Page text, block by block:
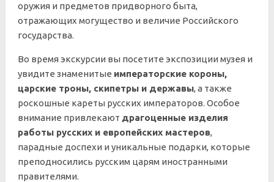
оружия и предметов придворного быта,
отражающих могущество и величие Российского
государства.
Во время экскурсии вы посетите экспозиции музея и
увидите знаменитые императорские короны,
царские троны, скипетры и державы, а также
роскошные кареты русских императоров. Особое
внимание привлекают драгоценные изделия
работы русских и европейских мастеров,
парадные доспехи и уникальные подарки, которые
преподносились русским царям иностранными
правителями.